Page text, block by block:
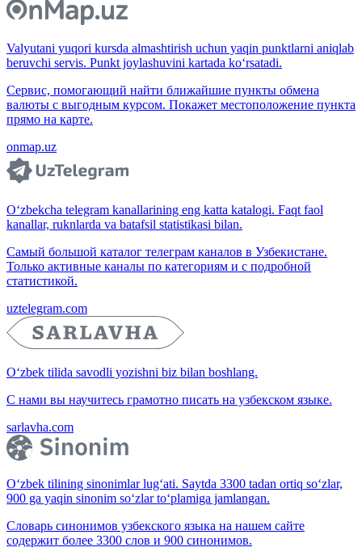
Valyutani yuqori kursda almashtirish uchun yaqin punktlarni aniqlab
beruvchi servis. Punkt joylashuvini kartada ko‘rsatadi.
Сервис, помогающий найти ближайшие пункты обмена
валюты с выгодным курсом. Покажет местоположение пункта
прямо на карте.
onmap.uz
O‘zbekcha telegram kanallarining eng katta katalogi. Faqt faol
kanallar, ruknlarda va batafsil statistikasi bilan.
Самый большой каталог телеграм каналов в Узбекистане.
Только активные каналы по категориям и с подробной
статистикой.
uztelegram.com
O‘zbek tilida savodli yozishni biz bilan boshlang.
С нами вы научитесь грамотно писать на узбекском языке.
sarlavha.com
O‘zbek tilining sinonimlar lug‘ati. Saytda 3300 tadan ortiq so‘zlar,
900 ga yaqin sinonim so‘zlar to‘plamiga jamlangan.
Словарь синонимов узбекского языка на нашем сайте
содержит более 3300 слов и 900 синонимов.